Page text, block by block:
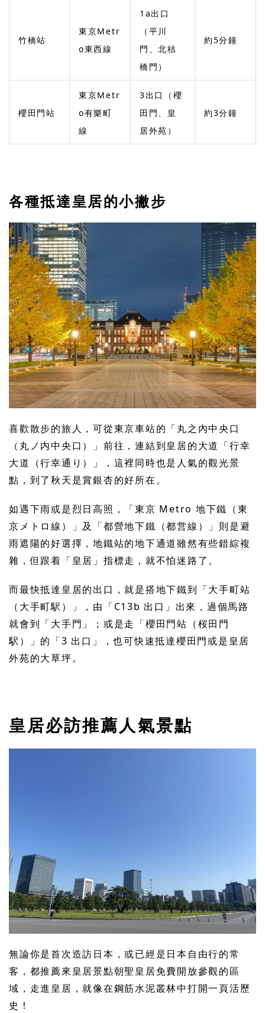
竹橋站
東京Metr
o東西線
1a出口
（平川
門、北桔
橋門）
約5分鐘
櫻田門站
東京Metr
o有樂町
線
3出口（櫻
田門、皇
居外苑）
約3分鐘
各種抵達皇居的小撇步
喜歡散步的旅人，可從東京車站的「丸之內中央口
（丸ノ内中央口）」前往，連結到皇居的大道「行幸
大道（行幸通り）」，這裡同時也是人氣的觀光景
點，到了秋天是賞銀杏的好所在。
如遇下雨或是烈日高照，「東京 Metro 地下鐵（東
京メトロ線）」及「都營地下鐵（都営線）」則是避
雨遮陽的好選擇，地鐵站的地下通道雖然有些錯綜複
雜，但跟着「皇居」指標走，就不怕迷路了。
而最快抵達皇居的出口，就是搭地下鐵到「大手町站
（大手町駅）」，由「C13b 出口」出來，過個馬路
就會到「大手門」；或是走「櫻田門站（桜田門
駅）」的「3 出口」，也可快速抵達櫻田門或是皇居
外苑的大草坪。
皇居必訪推薦人氣景點
無論你是首次造訪日本，或已經是日本自由行的常
客，都推薦來皇居景點朝聖皇居免費開放參觀的區
域，走進皇居，就像在鋼筋水泥叢林中打開一頁活歷
史！